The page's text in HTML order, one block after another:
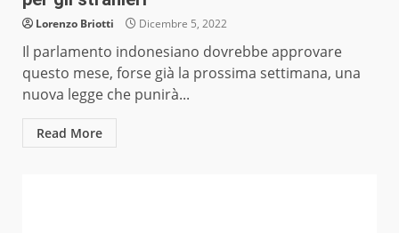
Lorenzo Briotti Dicembre 5, 2022
Il parlamento indonesiano dovrebbe approvare
questo mese, forse già la prossima settimana, una
nuova legge che punirà...
Read More